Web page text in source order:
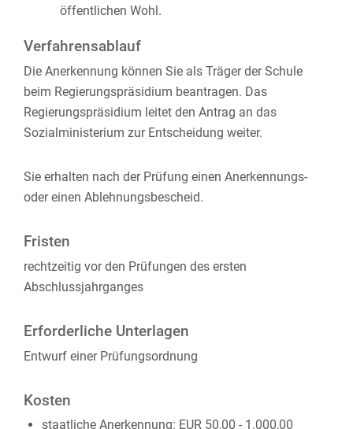
öffentlichen Wohl.
Verfahrensablauf
Die Anerkennung können Sie als Träger der Schule
beim Regierungspräsidium beantragen. Das
Regierungspräsidium leitet den Antrag an das
Sozialministerium zur Entscheidung weiter.
Sie erhalten nach der Prüfung einen Anerkennungs-
oder einen Ablehnungsbescheid.
Fristen
rechtzeitig vor den Prüfungen des ersten
Abschlussjahrganges
Erforderliche Unterlagen
Entwurf einer Prüfungsordnung
Kosten
staatliche Anerkennung: EUR 50,00 - 1.000,00